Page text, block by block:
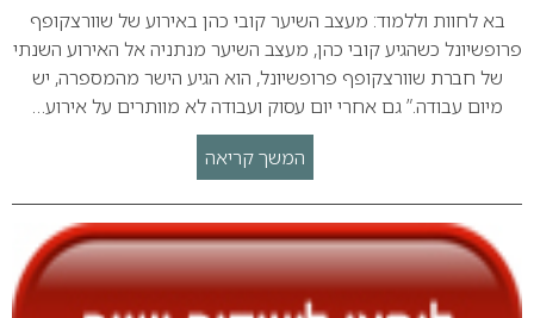
בא לחוות וללמוד: מעצב השיער קובי כהן באירוע של שוורצקופף
פרופשיונל כשהגיע קובי כהן, מעצב השיער מנתניה אל האירוע השנתי
של חברת שוורצקופף פרופשיונל, הוא הגיע הישר מהמספרה, יש
מיום עבודה.” גם אחרי יום עסוק ועבודה לא מוותרים על אירוע…
המשך קריאה